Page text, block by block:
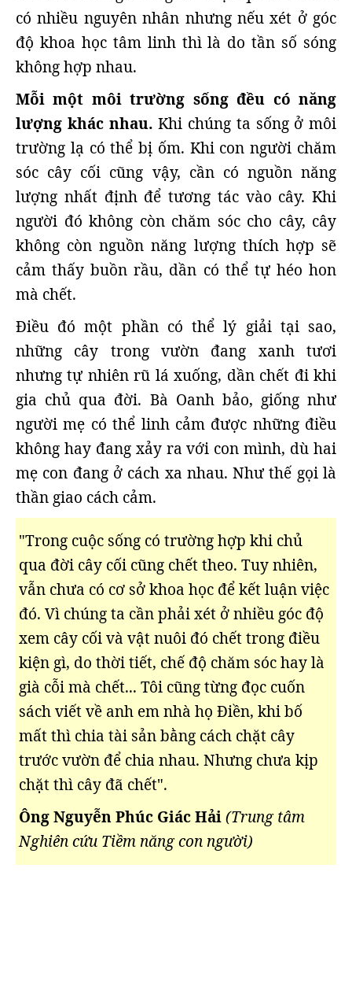
có nhiều nguyên nhân nhưng nếu xét ở góc
độ khoa học tâm linh thì là do tần số sóng
không hợp nhau.
Mỗi một môi trường sống đều có năng
lượng khác nhau. Khi chúng ta sống ở môi
trường lạ có thể bị ốm. Khi con người chăm
sóc cây cối cũng vậy, cần có nguồn năng
lượng nhất định để tương tác vào cây. Khi
người đó không còn chăm sóc cho cây, cây
không còn nguồn năng lượng thích hợp sẽ
cảm thấy buồn rầu, dần có thể tự héo hon
mà chết.
Điều đó một phần có thể lý giải tại sao,
những cây trong vườn đang xanh tươi
nhưng tự nhiên rũ lá xuống, dần chết đi khi
gia chủ qua đời. Bà Oanh bảo, giống như
người mẹ có thể linh cảm được những điều
không hay đang xảy ra với con mình, dù hai
mẹ con đang ở cách xa nhau. Như thế gọi là
thần giao cách cảm.
"Trong cuộc sống có trường hợp khi chủ
qua đời cây cối cũng chết theo. Tuy nhiên,
vẫn chưa có cơ sở khoa học để kết luận việc
đó. Vì chúng ta cần phải xét ở nhiều góc độ
xem cây cối và vật nuôi đó chết trong điều
kiện gì, do thời tiết, chế độ chăm sóc hay là
già cỗi mà chết... Tôi cũng từng đọc cuốn
sách viết về anh em nhà họ Điền, khi bố
mất thì chia tài sản bằng cách chặt cây
trước vườn để chia nhau. Nhưng chưa kịp
chặt thì cây đã chết".
Ông Nguyễn Phúc Giác Hải(Trung tâm
Nghiên cứu Tiềm năng con người)